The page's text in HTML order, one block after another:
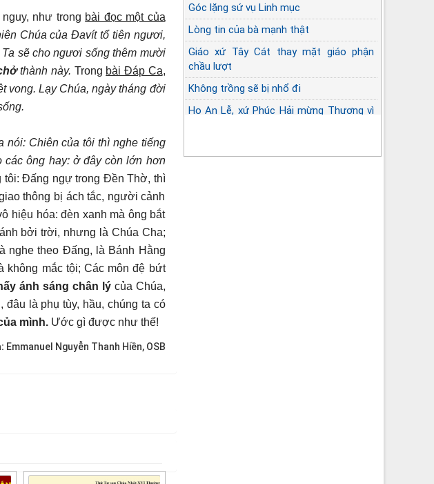
như trong bài đọc một của
Chúa của Đavít tổ tiên ngươi,
sẽ cho ngươi sống thêm mười
thành này. Trong bài Đáp Ca,
vong. Lạy Chúa, ngày tháng đời
nói: Chiên của tôi thì nghe tiếng
các ông hay: ở đây còn lớn hơn
tôi: Đấng ngự trong Đền Thờ, thì
thông bị ách tắc, người cảnh
hiệu hóa: đèn xanh mà ông bắt
bởi trời, nhưng là Chúa Cha;
nghe theo Đấng, là Bánh Hằng
không mắc tội; Các môn đệ bứt
ánh sáng chân lýcủa Chúa,
là phụ tùy, hầu, chúng ta có
mình. Ước gì được như thế!
Emmanuel Nguyễn Thanh Hiền, OSB
Góc lặng sứ vụ Linh mục
Lòng tin của bà mạnh thật
Giáo xứ Tây Cát thay mặt giáo phận
chầu lượt
Không trồng sẽ bị nhổ đi
Họ An Lễ, xứ Phúc Hải mừng Thượng vì